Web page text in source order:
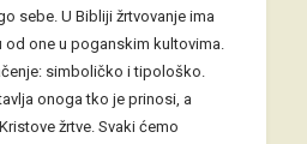
sebe. U Bibliji žrtvovanje ima
one u poganskim kultovima.
simboličko i tipološko.
onoga tko je prinosi, a
žrtve. Svaki ćemo